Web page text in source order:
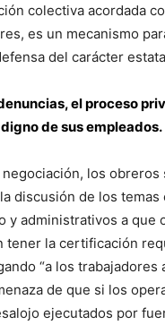
colectiva acordada
es un mecanismo
del carácter
el proceso
de sus empleados.
los
discusión de los
y administrativos a
tener la certificación
“a los
de que si los
ejecutados por